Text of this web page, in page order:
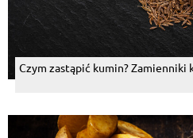
Czym zastąpić kumin? Zamienniki